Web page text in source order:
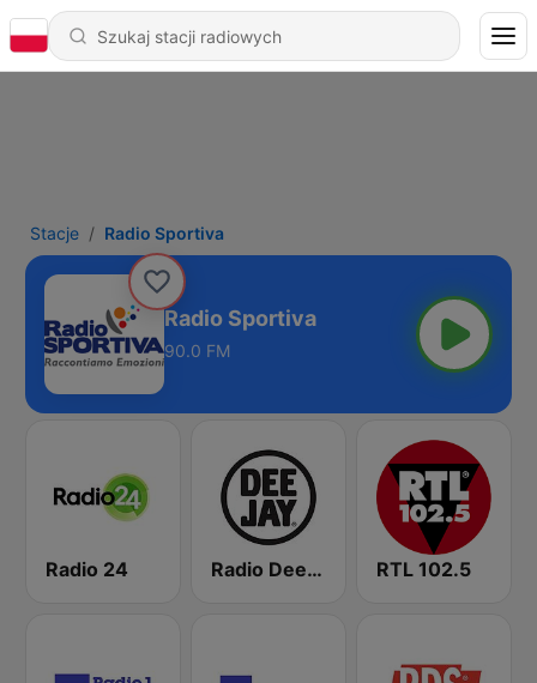
Stacje Radio Sportiva
Radio Sportiva
90.0 FM
Radio 24 Radio Deejay RTL 102.5